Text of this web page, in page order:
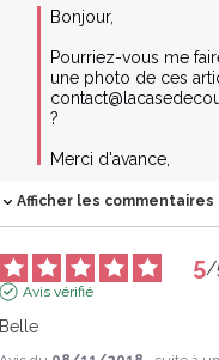
Bonjour,
Pourriez-vous me
une photo de ces
?
Merci d'avance,
Afficher les commentaires
5/
Avis vérifié
Belle